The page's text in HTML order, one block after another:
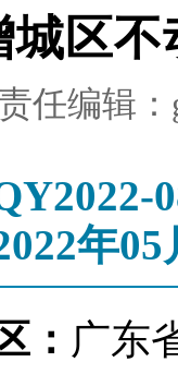
城区
任编辑
年05
： 广东